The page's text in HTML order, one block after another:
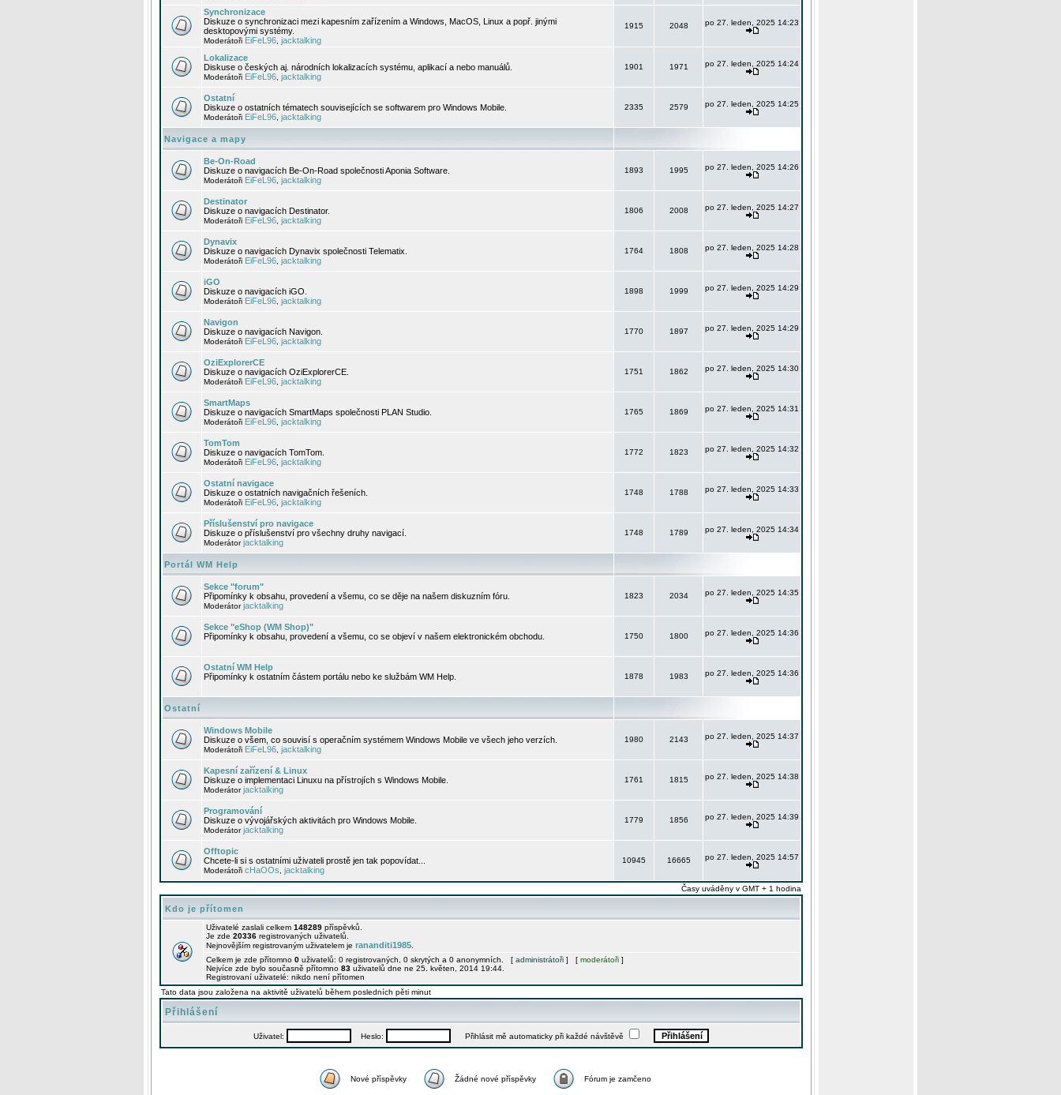
Synchronizace
Diskuze o synchronizaci mezi kapesním zařízením a Windows, MacOS, Linux a popř. jinými
desktopovými systémy.
Moderátoři EiFeL96 jacktalking
1915 2048 po 27. leden, 2025 14:23
Lokalizace
Diskuse o českých aj. národních lokalizacích systému, aplikací a nebo manuálů.
Moderátoři EiFeL96 jacktalking
1901 1971 po 27. leden, 2025 14:24
Ostatní
Diskuze o ostatních tématech souvisejících se softwarem pro Windows Mobile.
Moderátoři EiFeL96 jacktalking
2335 2579 po 27. leden, 2025 14:25
Navigace a mapy
Be-On-Road
Diskuze o navigacích Be-On-Road společnosti Aponia Software.
Moderátoři EiFeL96 jacktalking
1893 1995 po 27. leden, 2025 14:26
Destinator
Diskuze o navigacích Destinator.
Moderátoři EiFeL96 jacktalking
1806 2008 po 27. leden, 2025 14:27
Dynavix
Diskuze o navigacích Dynavix společnosti Telematix.
Moderátoři EiFeL96 jacktalking
1764 1808 po 27. leden, 2025 14:28
iGO
Diskuze o navigacích iGO.
Moderátoři EiFeL96 jacktalking
1898 1999 po 27. leden, 2025 14:29
Navigon
Diskuze o navigacích Navigon.
Moderátoři EiFeL96 jacktalking
1770 1897 po 27. leden, 2025 14:29
OziExplorerCE
Diskuze o navigacích OziExplorerCE.
Moderátoři EiFeL96 jacktalking
1751 1862 po 27. leden, 2025 14:30
SmartMaps
Diskuze o navigacích SmartMaps společnosti PLAN Studio.
Moderátoři EiFeL96 jacktalking
1765 1869 po 27. leden, 2025 14:31
TomTom
Diskuze o navigacích TomTom.
Moderátoři EiFeL96 jacktalking
1772 1823 po 27. leden, 2025 14:32
Ostatní navigace
Diskuze o ostatních navigačních řešeních.
Moderátoři EiFeL96 jacktalking
1748 1788 po 27. leden, 2025 14:33
Příslušenství pro navigace
Diskuze o příslušenství pro všechny druhy navigací.
Moderátorjacktalking
1748 1789 po 27. leden, 2025 14:34
Portál WM Help
Sekce "forum"
Připomínky k obsahu, provedení a všemu, co se děje na našem diskuzním fóru.
Moderátorjacktalking
1823 2034 po 27. leden, 2025 14:35
Sekce "eShop (WM Shop)"
Připomínky k obsahu, provedení a všemu, co se objeví v našem elektronickém obchodu.
1750 1800 po 27. leden, 2025 14:36
Ostatní WM Help
Připomínky k ostatním částem portálu nebo ke službám WM Help.
1878 1983 po 27. leden, 2025 14:36
Ostatní
Windows Mobile
Diskuze o všem, co souvisí s operačním systémem Windows Mobile ve všech jeho verzích.
Moderátoři EiFeL96 jacktalking
1980 2143 po 27. leden, 2025 14:37
Kapesní zařízení & Linux
Diskuze o implementaci Linuxu na přístrojích s Windows Mobile.
Moderátorjacktalking
1761 1815 po 27. leden, 2025 14:38
Programování
Diskuze o vývojářských aktivitách pro Windows Mobile.
Moderátorjacktalking
1779 1856 po 27. leden, 2025 14:39
Offtopic
Chcete-li si s ostatními uživateli prostě jen tak popovídat...
Moderátoři cHaOOs jacktalking
10945 16665 po 27. leden, 2025 14:57
Časy uváděny v GMT + 1 hodina
Kdo je přítomen
Uživatelé zaslali celkem 148289 příspěvků.
Je zde 20336 registrovaných uživatelů.
Nejnovějším registrovaným uživatelem je rananditi1985
Celkem je zde přítomno 0 uživatelů: 0 registrovaných, 0 skrytých a 0 anonymních. [ administrátoři ] [ moderátoři ]
Nejvíce zde bylo současně přítomno 83 uživatelů dne ne 25. květen, 2014 19:44.
Registrovaní uživatelé: nikdo není přítomen
Tato data jsou založena na aktivitě uživatelů během posledních pěti minut
Přihlášení
Uživatel: Heslo: Přihlásit mě automaticky při každé návštěvě
Nové příspěvky Žádné nové příspěvky Fórum je zamčeno